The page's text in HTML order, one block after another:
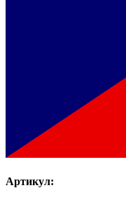
Артикул: